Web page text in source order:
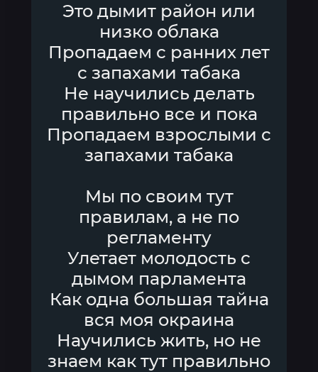
Это дымит район или
низко облака
Пропадаем с ранних лет
с запахами табака
Не научились делать
правильно все и пока
Пропадаем взрослыми с
запахами табака
Мы по своим тут
правилам, а не по
регламенту
Улетает молодость с
дымом парламента
Как одна большая тайна
вся моя окраина
Научились жить, но не
знаем как тут правильно